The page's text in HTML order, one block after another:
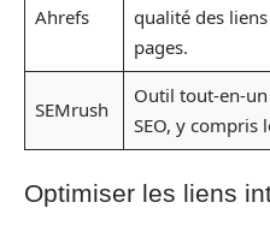
Ahrefs
qualité des
pages.
SEMrush
Outil tout-en-
SEO, y compris
Optimiser les liens